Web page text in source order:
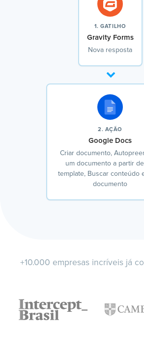
1. GATILHO
Gravity Forms
Nova resposta
2. AÇÃO
Google Docs
Criar documento,
um documento a partir
template, Buscar conteúdo
documento
+10.000 empresas incríveis já